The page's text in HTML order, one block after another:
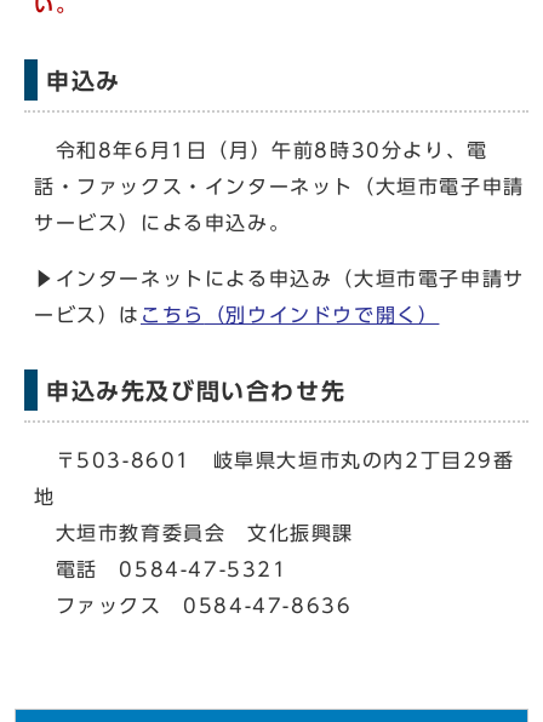
い。
申込み
令和8年6月1日（月）午前8時30分より、電
話・ファックス・インターネット（大垣市電子申請
サービス）による申込み。
▶インターネットによる申込み（大垣市電子申請サ
ービス）は こちら （別ウインドウで開く）
申込み先及び問い合わせ先
〒503-8601 岐阜県大垣市丸の内2丁目29番
地
大垣市教育委員会 文化振興課
電話 0584-47-5321
ファックス 0584-47-8636